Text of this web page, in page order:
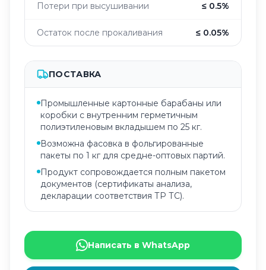
Потери при высушивании ≤ 0.5%
Остаток после прокаливания ≤ 0.05%
ПОСТАВКА
Промышленные картонные барабаны или
коробки с внутренним герметичным
полиэтиленовым вкладышем по 25 кг.
Возможна фасовка в фольгированные
пакеты по 1 кг для средне-оптовых партий.
Продукт сопровождается полным пакетом
документов (сертификаты анализа,
декларации соответствия ТР ТС).
Написать в WhatsApp